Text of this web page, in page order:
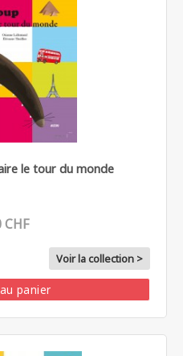
le tour du monde
CHF
Voir la collection >
panier